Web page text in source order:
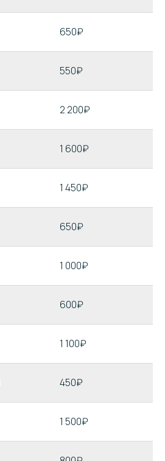
650₽
550₽
2 200₽
1 600₽
1 450₽
650₽
1 000₽
600₽
1 100₽
450₽
1 500₽